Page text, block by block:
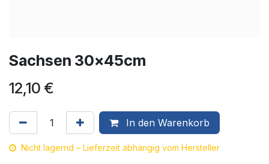
Sachsen 30x45cm
12,10 €
In den Warenkorb
Nicht lagernd – Lieferzeit abhängig vom Hersteller